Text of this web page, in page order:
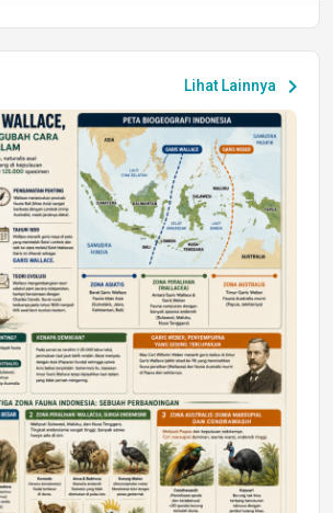
Peluang Kerja dan Magang
Jumat, 17 Jul 2026 22:30
DAERAH
Astra Motor Kalimantan Timur 2 Dukung
Mahasiswa Samarinda dalam Astra
Honda SDGs Future Leaders 2026
Jumat, 10 Jul 2026 19:01
Lihat Lainnya chevron_right